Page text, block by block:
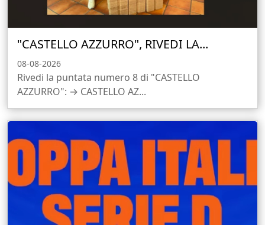
"CASTELLO AZZURRO", RIVEDI LA...
08-08-2026
Rivedi la puntata numero 8 di "CASTELLO
AZZURRO": → CASTELLO AZ...